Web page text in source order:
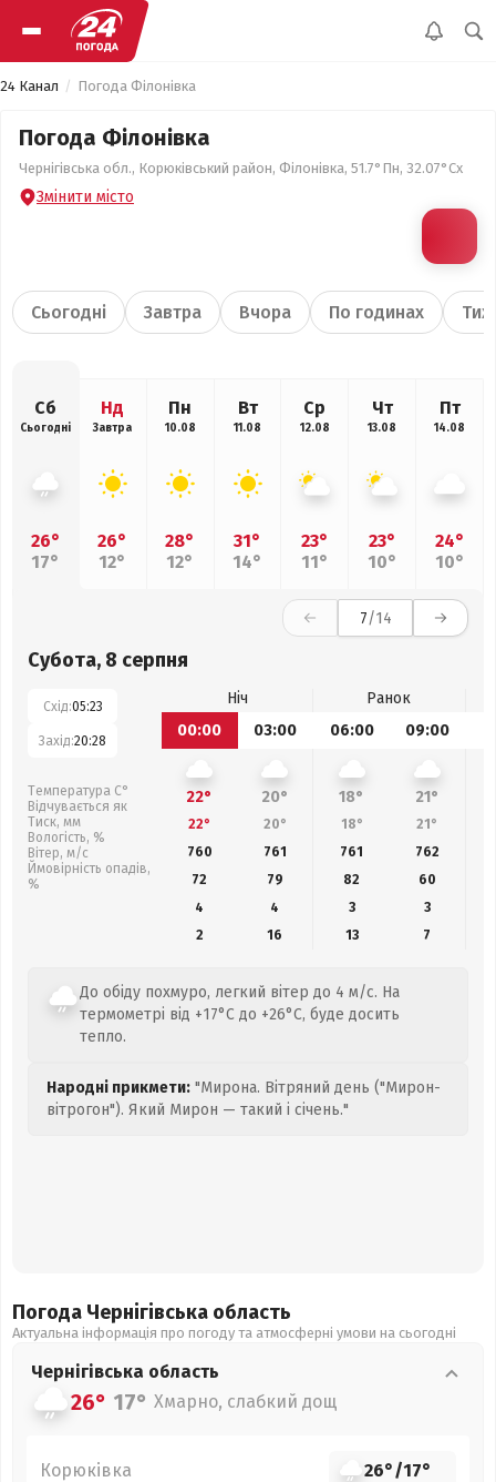
24 Канал Погода Філонівка
Погода Філонівка
Чернігівська обл., Корюківський район, Філонівка, 51.7°Пн, 32.07°Сх
Змінити місто
Сьогодні Завтра Вчора По годинах
Сб
Сьогодні
26°
17°
Нд
Завтра
26°
12°
Пн
10.08
28°
12°
Вт
11.08
31°
14°
Ср
12.08
23°
11°
Чт
13.08
23°
10°
Пт
14.08
24°
10°
7/14
Субота, 8 серпня
Схід:05:23
Захід:20:28
Температура С°
Відчувається як
Тиск, мм
Вологість, %
Вітер, м/с
Ймовірність опадів,
%
Ніч
Ранок
00:00
03:00 06:00 09:00
22° 20° 18° 21°
22° 20° 18° 21°
760
761 761 762
72
79 82 60
4
4 3
3
2
16 13 7
До обіду похмуро, легкий вітер до 4 м/с. На
термометрі від +17°C до +26°C, буде досить
тепло.
Народні прикмети: "Мирона. Вітряний день ("Мирон-
вітрогон"). Який Мирон — такий і січень."
Погода Чернігівська область
Актуальна інформація про погоду та атмосферні умови на сьогодні
Чернігівська область
26° 17° Хмарно, слабкий дощ
Корюківка 26°/17°